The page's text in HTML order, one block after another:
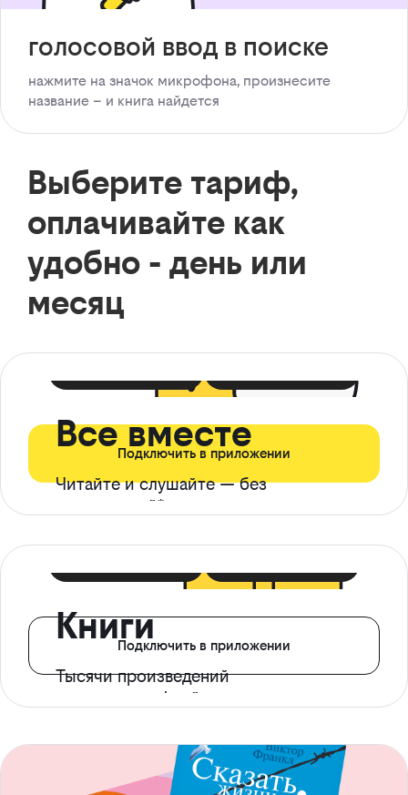
голосовой ввод в поиске
нажмите на значок микрофона, произнесите
название – и книга найдется
Выберите тариф,
оплачивайте как
удобно - день или
месяц
Все вместе
Читайте и слушайте — без
ограничений*
Подключить в приложении
Книги
Тысячи произведений
с доступом офлайн
Подключить в приложении